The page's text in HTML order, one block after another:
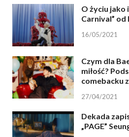
O życiu jako
Carnival” od
16/05/2021
Czym dla
miłość?
comebacku
27/04/2021
Dekada
„PAGE”